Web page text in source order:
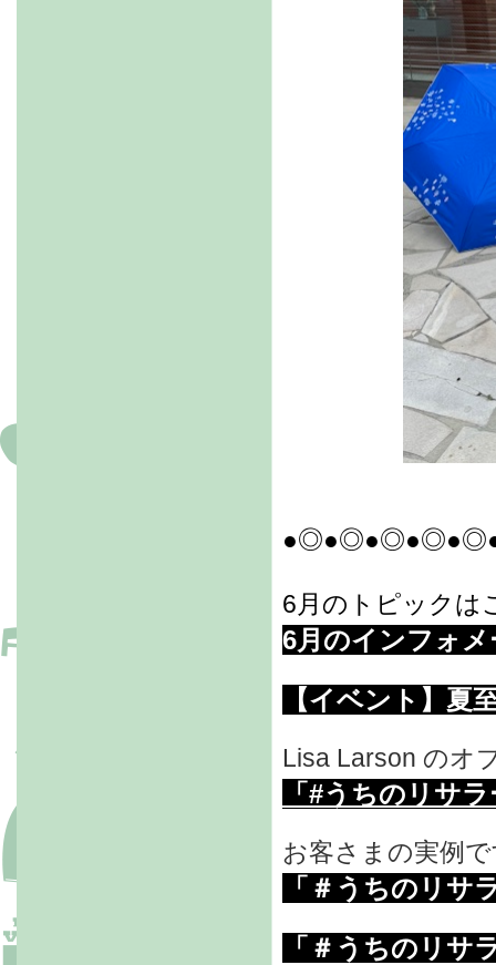
6月のトピックは
6月のインフォ
【イベント】夏
Lisa Larson のオ
「#うちのリサ
お客さまの実例
「＃うちのリサ
「＃うちのリサ